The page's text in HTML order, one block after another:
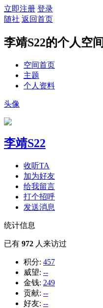
立即注册 登录
随社 返回首页
李靖S22的个人空间
空间首页
主题
个人资料
头像
李靖S22
收听TA
加为好友
给我留言
打个招呼
发送消息
统计信息
已有 972 人来访过
积分: 457
威望: --
金钱: 249
贡献: --
好友: --